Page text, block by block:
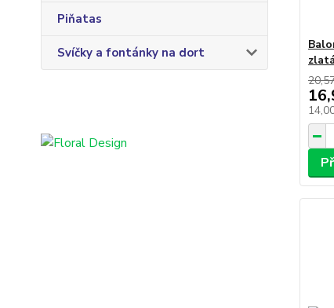
Piňatas
Svíčky a fontánky na dort
zlatá